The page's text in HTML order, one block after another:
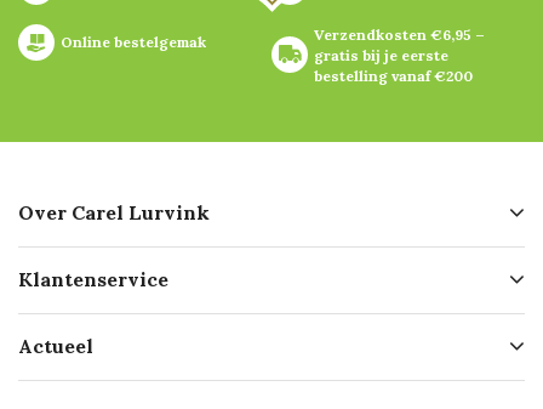
Online bestelgemak
Verzendkosten €6,95 –
gratis bij je eerste
bestelling vanaf €200
Over Carel Lurvink
Geschiedenis
Missie
Klantenservice
Bezorgen
Actueel